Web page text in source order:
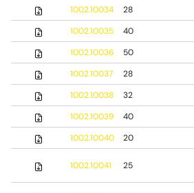
1002.10034
28
1002.10035
40
1002.10036
50
1002.10037
28
1002.10038
32
1002.10039
40
1002.10040
20
1002.10041 25